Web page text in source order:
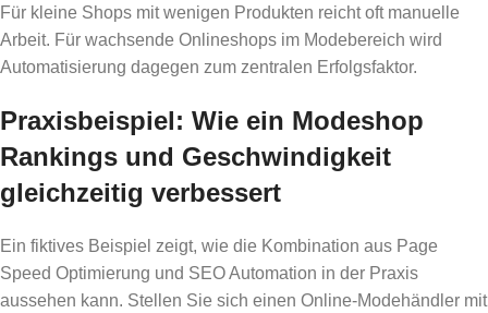
Für kleine Shops mit wenigen Produkten reicht oft manuelle
Arbeit. Für wachsende Onlineshops im Modebereich wird
Automatisierung dagegen zum zentralen Erfolgsfaktor.
Praxisbeispiel: Wie ein Modeshop
Rankings und Geschwindigkeit
gleichzeitig verbessert
Ein fiktives Beispiel zeigt, wie die Kombination aus Page
Speed Optimierung und SEO Automation in der Praxis
aussehen kann. Stellen Sie sich einen Online-Modehändler mit